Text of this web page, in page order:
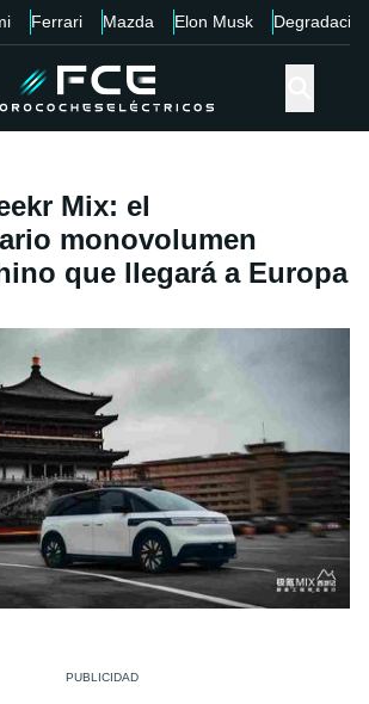
Ferrari Mazda Elon Musk Degradación
Mix: el
monovolumen
que llegará a Europa